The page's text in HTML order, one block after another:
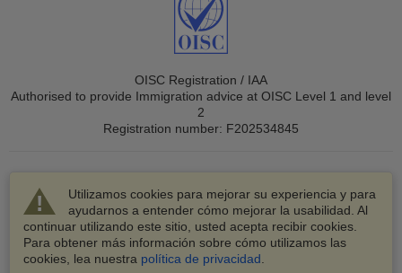
Utilizamos cookies para mejorar su experiencia y para
ayudarnos a entender cómo mejorar la usabilidad. Al
continuar utilizando este sitio, usted acepta recibir cookies.
Para obtener más información sobre cómo utilizamos las
cookies, lea nuestra política de privacidad
OISC Registration / IAA
Authorised to provide Immigration advice at OISC Level 1 and level
2
Registration number: F202534845
© 2003-2026 VisaHQ.com, Inc. Todos los derechos
reservados.
VisaHQ y el logotipo de VisaHQ son marcas registradas de